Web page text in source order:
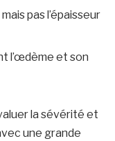
pas l’épaisseur
l’œdème et son
la sévérité et
une grande